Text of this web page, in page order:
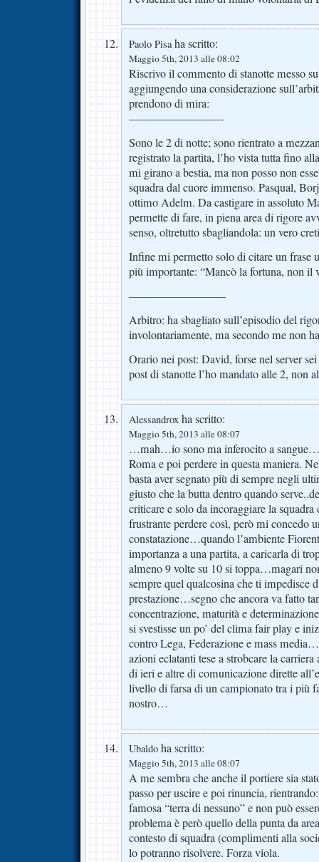
Paolo Pisaha scritto:
Maggio 5th, 2013 alle 08:02
Riscrivo il commento di stanotte messo
aggiungendo una considerazione
prendono di mira:
————————-
Sono le 2 di notte; sono rientrato a
registrato la partita, l’ho vista tutta fino
mi girano a bestia, ma non posso non
squadra dal cuore immenso. Pasqual,
ottimo Adelm. Da castigare in assoluto
permette di fare, in piena area di rigore
senso, oltretutto sbagliandola: un vero
Infine mi permetto solo di citare un frase
più importante: “Mancò la fortuna, non il
————————–
Arbitro: ha sbagliato sull’episodio del
involontariamente, ma secondo me non
Orario nei post: David, forse nel server
post di stanotte l’ho mandato alle 2, non
Alessandrox ha scritto:
Maggio 5th, 2013 alle 08:07
…mah…io sono ma inferocito a
Roma e poi perdere in questa maniera.
basta aver segnato più di sempre negli
giusto che la butta dentro quando
criticare e solo da incoraggiare la squadra
frustrante perdere così, però mi concedo
constatazione…quando l’ambiente
importanza a una partita, a caricarla di
almeno 9 volte su 10 si toppa…magari
sempre quel qualcosina che ti impedisce
prestazione…segno che ancora va fatto
concentrazione, maturità e
si svestisse un po’ del clima fair play e
contro Lega, Federazione e mass
azioni eclatanti tese a strobcare la
di ieri e altre di comunicazione dirette
livello di farsa di un campionato tra i più
nostro…
Ubaldo ha scritto:
Maggio 5th, 2013 alle 08:07
A me sembra che anche il portiere sia
passo per uscire e poi rinuncia,
famosa “terra di nessuno” e non può
problema è però quello della punta da
contesto di squadra (complimenti alla
lo potranno risolvere. Forza viola.